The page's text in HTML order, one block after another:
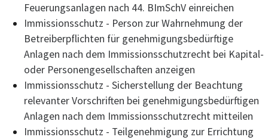
Feuerungsanlagen nach 44. BImSchV einreichen
Immissionsschutz - Person zur Wahrnehmung der
Betreiberpflichten für genehmigungsbedürftige
Anlagen nach dem Immissionsschutzrecht bei Kapital-
oder Personengesellschaften anzeigen
Immissionsschutz - Sicherstellung der Beachtung
relevanter Vorschriften bei genehmigungsbedürftigen
Anlagen nach dem Immissionsschutzrecht mitteilen
Immissionsschutz - Teilgenehmigung zur Errichtung